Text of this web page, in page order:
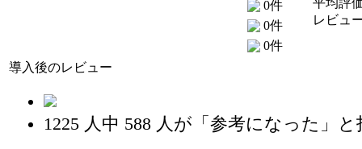
0件
0件
0件
レビュ
導入後のレビュー
1225 人中 588 人が「参考になった」